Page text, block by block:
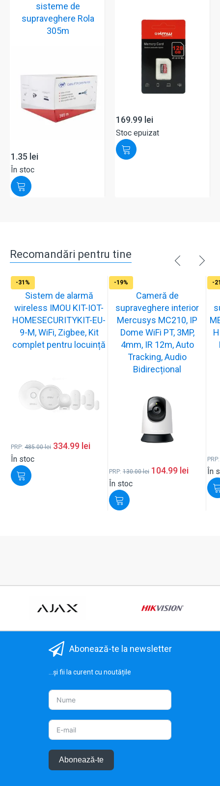
sisteme de
supraveghere Rola
305m
1.35 lei
În stoc
169.99 lei
Stoc epuizat
Recomandări pentru tine
-31%
Sistem de alarmă
wireless IMOU KIT-IOT-
HOMESECURITYKIT-EU-
9-M, WiFi, Zigbee, Kit
complet pentru locuință
PRP: 485.00lei 334.99 lei
În stoc
-19%
Cameră de
supraveghere interior
Mercusys MC210, IP
Dome WiFi PT, 3MP,
4mm, IR 12m, Auto
Tracking, Audio
Bidirecțional
PRP: 130.00lei 104.99 lei
În stoc
-
În
Abonează-te la newsletter
...și fii la curent cu noutățile
Abonează-te